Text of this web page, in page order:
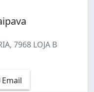
7968 LOJA B
Email